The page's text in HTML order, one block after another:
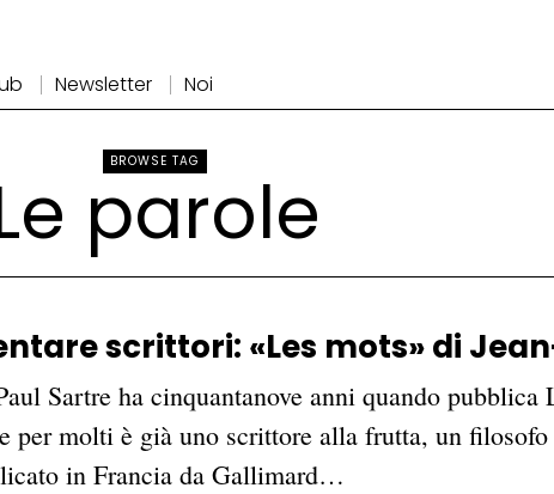
Newsletter Noi
BROWSE TAG
parole
scrittori: «Les mots» di
Sartre ha cinquantanove anni quando pubblica
per molti è già uno scrittore alla frutta, un filosofo
in Francia da Gallimard…